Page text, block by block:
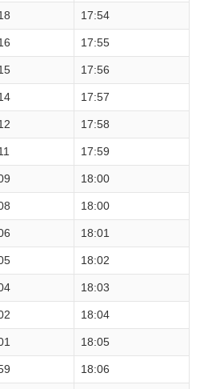
17:54
17:55
17:56
17:57
17:58
17:59
18:00
18:00
18:01
18:02
18:03
18:04
18:05
18:06